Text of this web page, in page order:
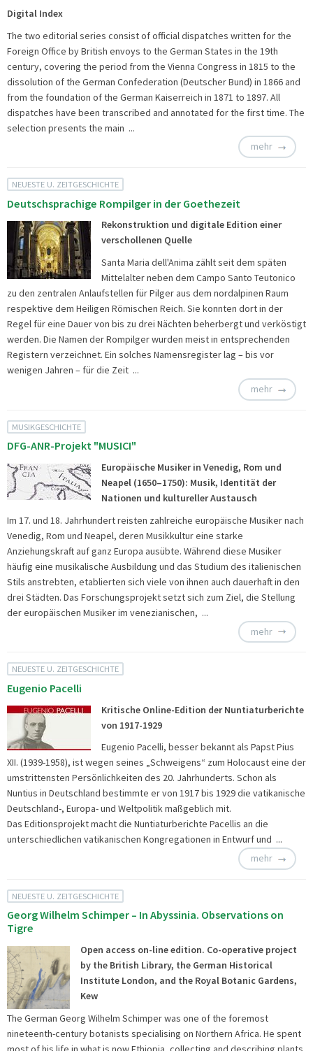
Digital Index
The two editorial series consist of official dispatches written for the
Foreign Office by British envoys to the German States in the 19th
century, covering the period from the Vienna Congress in 1815 to the
dissolution of the German Confederation (Deutscher Bund) in 1866 and
from the foundation of the German Kaiserreich in 1871 to 1897. All
dispatches have been transcribed and annotated for the first time. The
selection presents the main ...
mehr
NEUESTE U. ZEITGESCHICHTE
Deutschsprachige Rompilger in der Goethezeit
Rekonstruktion und digitale Edition einer
verschollenen Quelle
Santa Maria dell'Anima zählt seit dem späten
Mittelalter neben dem Campo Santo Teutonico
zu den zentralen Anlaufstellen für Pilger aus dem nordalpinen Raum
respektive dem Heiligen Römischen Reich. Sie konnten dort in der
Regel für eine Dauer von bis zu drei Nächten beherbergt und verköstigt
werden. Die Namen der Rompilger wurden meist in entsprechenden
Registern verzeichnet. Ein solches Namensregister lag – bis vor
wenigen Jahren – für die Zeit ...
mehr
MUSIKGESCHICHTE
DFG-ANR-Projekt "MUSICI"
Europäische Musiker in Venedig, Rom und
Neapel (1650–1750): Musik, Identität der
Nationen und kultureller Austausch
Im 17. und 18. Jahrhundert reisten zahlreiche europäische Musiker nach
Venedig, Rom und Neapel, deren Musikkultur eine starke
Anziehungskraft auf ganz Europa ausübte. Während diese Musiker
häufig eine musikalische Ausbildung und das Studium des italienischen
Stils anstrebten, etablierten sich viele von ihnen auch dauerhaft in den
drei Städten. Das Forschungsprojekt setzt sich zum Ziel, die Stellung
der europäischen Musiker im venezianischen, ...
mehr
NEUESTE U. ZEITGESCHICHTE
Eugenio Pacelli
Kritische Online-Edition der Nuntiaturberichte
von 1917-1929
Eugenio Pacelli, besser bekannt als Papst Pius
XII. (1939-1958), ist wegen seines „Schweigens“ zum Holocaust eine der
umstrittensten Persönlichkeiten des 20. Jahrhunderts. Schon als
Nuntius in Deutschland bestimmte er von 1917 bis 1929 die vatikanische
Deutschland-, Europa- und Weltpolitik maßgeblich mit.
Das Editionsprojekt macht die Nuntiaturberichte Pacellis an die
unterschiedlichen vatikanischen Kongregationen in Entwurf und ...
mehr
NEUESTE U. ZEITGESCHICHTE
Georg Wilhelm Schimper – In Abyssinia. Observations on
Tigre
Open access on-line edition. Co-operative project
by the British Library, the German Historical
Institute London, and the Royal Botanic Gardens,
Kew
The German Georg Wilhelm Schimper was one of the foremost
nineteenth-century botanists specialising on Northern Africa. He spent